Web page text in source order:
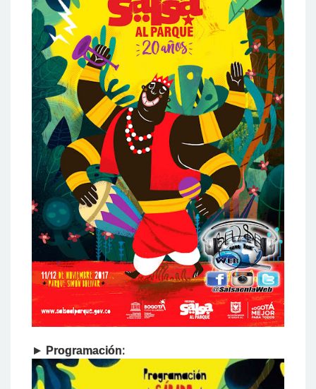
► Programación: